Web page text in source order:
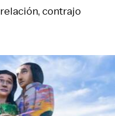
contrajo